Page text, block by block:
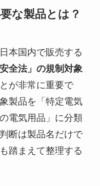
な製品とは？
本国内で販売する
全法」の規制対象
が非常に重要で
製品を「特定電気
電気用品」に分類
断は製品名だけで
踏まえて整理する